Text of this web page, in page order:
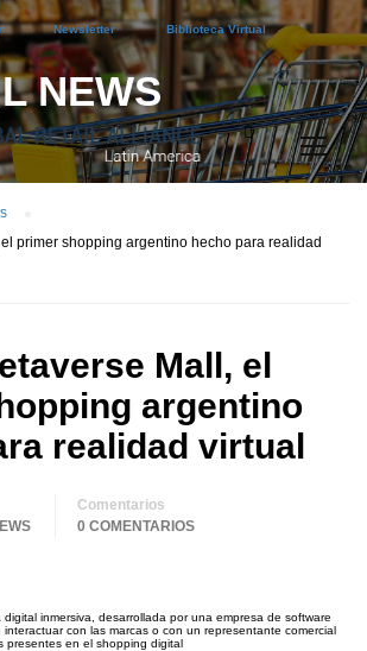
Newsletter Biblioteca Virtual
NEWS
primer shopping argentino hecho para realidad
Mall, el
argentino
realidad virtual
Comentarios
0 COMENTARIOS
inmersiva, desarrollada por una empresa de software
con las marcas o con un representante comercial
presentes en el shopping digital